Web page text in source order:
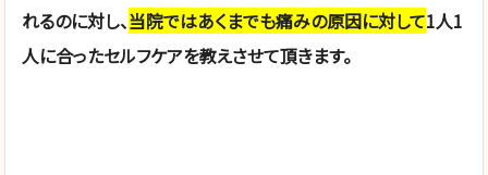
れるのに対し、当院ではあくまでも痛みの原因に対して1人1
人に合ったセルフケアを教えさせて頂きます。